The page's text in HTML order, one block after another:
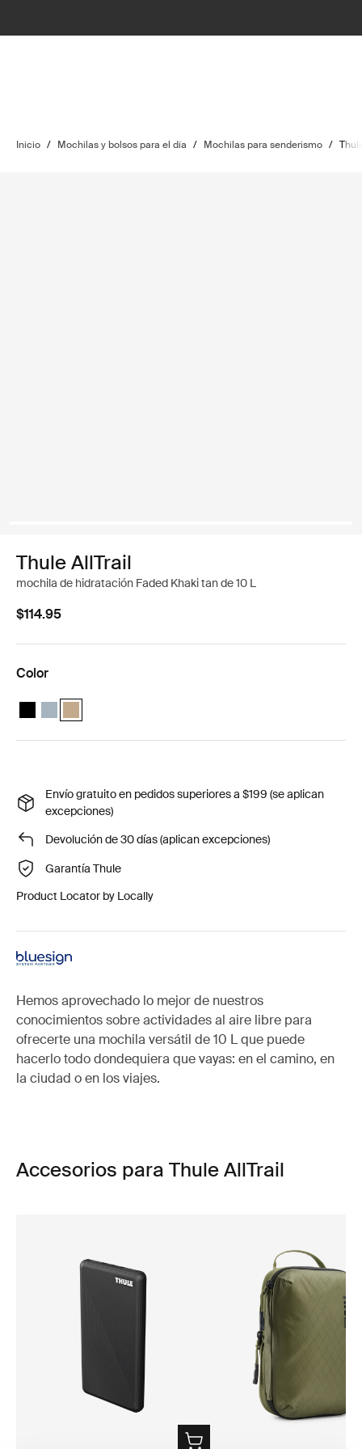
Inicio / Mochilas y bolsos para el día / Mochilas para senderismo /
Thule AllTrail
mochila de hidratación Faded Khaki tan de 10 L
$114.95
Color
Thule AllTrail Hydration Pack 10L Negro
Thule AllTrail Hydration Pack 10L Azul de estanque
Thule AllTrail Hydration Pack 10L Caqui claro (selected)
Envío gratuito en pedidos superiores a $199 (se aplican
excepciones)
Devolución de 30 días (aplican excepciones)
Garantía Thule
Product Locator by Locally
Hemos aprovechado lo mejor de nuestros
conocimientos sobre actividades al aire libre para
ofrecerte una mochila versátil de 10 L que puede
hacerlo todo dondequiera que vayas: en el camino, en
la ciudad o en los viajes.
Accesorios para Thule AllTrail